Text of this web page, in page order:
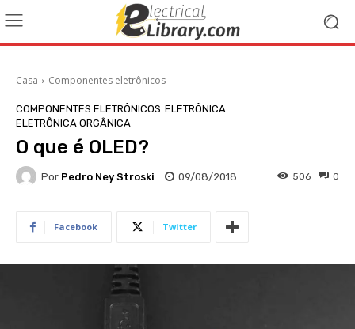
Casa Componentes eletrônicos
COMPONENTES ELETRÔNICOS ELETRÔNICA
ELETRÔNICA ORGÂNICA
O que é OLED?
Por Pedro Ney Stroski 09/08/2018 0
506
Facebook Twitter